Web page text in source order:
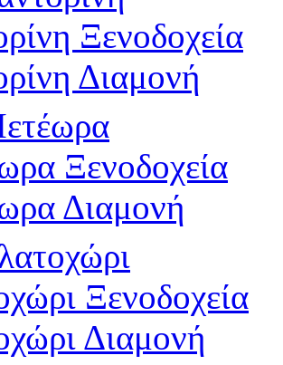
Ξενοδοχεία
Διαμονή
Ξενοδοχεία
Διαμονή
Ξενοδοχεία
Διαμονή